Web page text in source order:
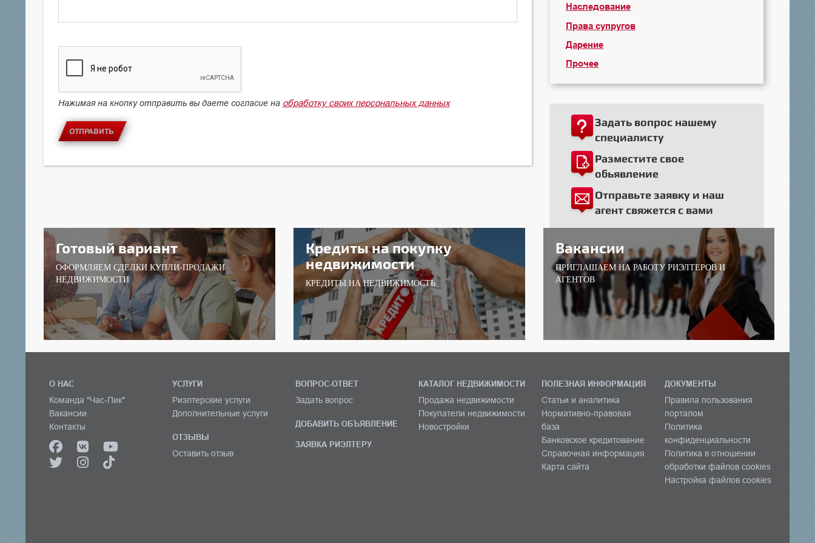
Нажимая на кнопку отправить вы даете согласие на обработку своих персональных данных
ОТПРАВИТЬ
Наследование
Права супругов
Дарение
Прочее
Задать вопрос нашему
специалисту
Разместите свое
обьявление
Отправьте заявку и наш
агент свяжется с вами
Готовый вариант
ОФОРМЛЯЕМ СДЕЛКИ КУПЛИ-ПРОДАЖИ
НЕДВИЖИМОСТИ
Кредиты на покупку
недвижимости
КРЕДИТЫ НА НЕДВИЖИМОСТЬ
Вакансии
ПРИГЛАШАЕМ НА РАБОТУ РИЭЛТЕРОВ И
АГЕНТОВ
О НАС
Команда "Час-Пик"
Вакансии
Контакты
УСЛУГИ
Риэлтерские услуги
Дополнительные услуги
ОТЗЫВЫ
Оставить отзыв
ВОПРОС-ОТВЕТ
Задать вопрос
ДОБАВИТЬ ОБЪЯВЛЕНИЕ
ЗАЯВКА РИЭЛТЕРУ
КАТАЛОГ НЕДВИЖИМОСТИ
Продажа недвижимости
Покупатели недвижимости
Новостройки
ПОЛЕЗНАЯ ИНФОРМАЦИЯ
Статьи и аналитика
Нормативно-правовая
база
Банковское кредитование
Справочная информация
Карта сайта
ДОКУМЕНТЫ
Правила пользования
порталом
Политика
конфиденциальности
Политика в отношении
обработки файлов cookies
Настройка файлов cookies